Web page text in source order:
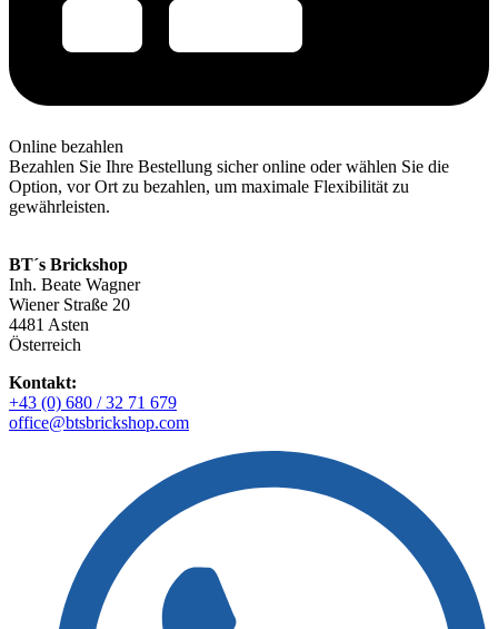
Online bezahlen
Bezahlen Sie Ihre Bestellung sicher online oder wählen Sie die
Option, vor Ort zu bezahlen, um maximale Flexibilität zu
gewährleisten.
BT´s Brickshop​
Inh. Beate Wagner
Wiener Straße 20
4481 Asten
Österreich
Kontakt:
+43 (0) 680 / 32 71 679
office@btsbrickshop.com